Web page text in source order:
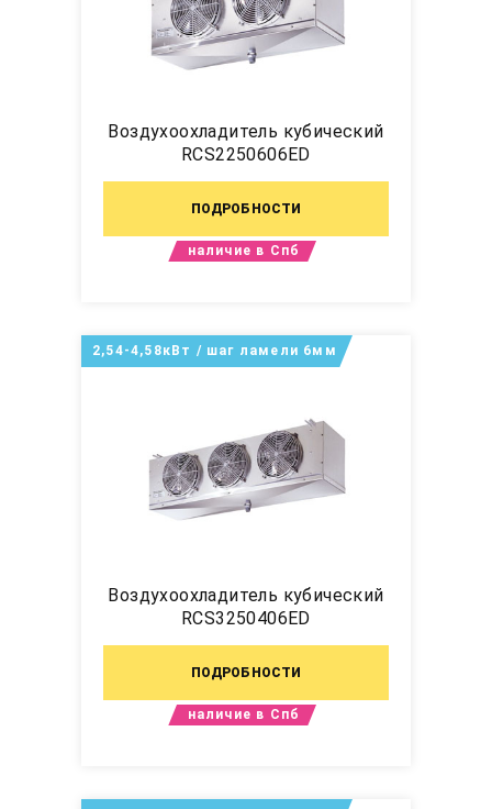
Воздухоохладитель кубический
RCS2250606ED
ПОДРОБНОСТИ
наличие в Спб
Воздухоохладитель кубический
RCS3250406ED
ПОДРОБНОСТИ
2,54-4,58кВт / шаг ламели 6мм
наличие в Спб